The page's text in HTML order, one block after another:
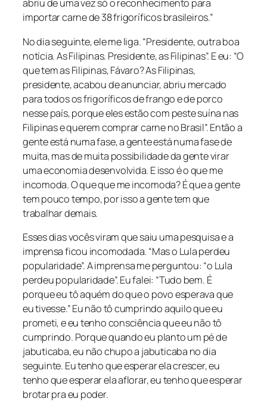
abriu de uma vez só o reconhecimento para
importar carne de 38 frigoríficos brasileiros.”
No dia seguinte, ele me liga. “Presidente, outra boa
notícia. As Filipinas. Presidente, as Filipinas”. E eu: “O
que tem as Filipinas, Fávaro? As Filipinas,
presidente, acabou de anunciar, abriu mercado
para todos os frigoríficos de frango e de porco
nesse país, porque eles estão com peste suína nas
Filipinas e querem comprar carne no Brasil”. Então a
gente está numa fase, a gente está numa fase de
muita, mas de muita possibilidade da gente virar
uma economia desenvolvida. E isso é o que me
incomoda. O que que me incomoda? É que a gente
tem pouco tempo, por isso a gente tem que
trabalhar demais.
Esses dias vocês viram que saiu uma pesquisa e a
imprensa ficou incomodada. “Mas o Lula perdeu
popularidade”. A imprensa me perguntou: “o Lula
perdeu popularidade”. Eu falei: “Tudo bem. É
porque eu tô aquém do que o povo esperava que
eu tivesse.” Eu não tô cumprindo aquilo que eu
prometi, e eu tenho consciência que eu não tô
cumprindo. Porque quando eu planto um pé de
jabuticaba, eu não chupo a jabuticaba no dia
seguinte. Eu tenho que esperar ela crescer, eu
tenho que esperar ela aflorar, eu tenho que esperar
brotar pra eu poder.